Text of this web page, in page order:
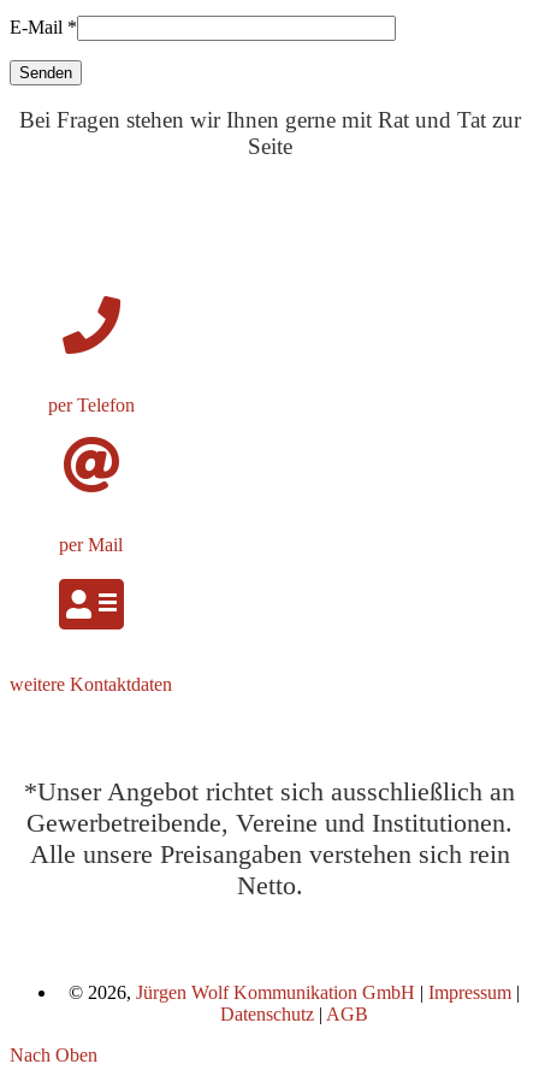
E-Mail *
Bei Fragen stehen wir Ihnen gerne mit Rat und Tat zur
Seite
per Telefon
per Mail
weitere Kontaktdaten
*Unser Angebot richtet sich ausschließlich an
Gewerbetreibende, Vereine und Institutionen.
Alle unsere Preisangaben verstehen sich rein
Netto.
© 2026, Jürgen Wolf Kommunikation GmbH | Impressum |
Datenschutz| AGB
Nach Oben